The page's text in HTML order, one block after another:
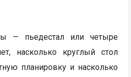
— пьедестал или четыре
насколько круглый стол
планировку и насколько